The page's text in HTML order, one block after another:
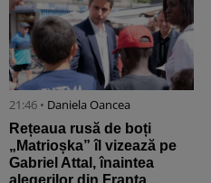
21:46 • Daniela Oancea
Rețeaua rusă de boți
„Matrioșka” îl vizează pe
Gabriel Attal, înaintea